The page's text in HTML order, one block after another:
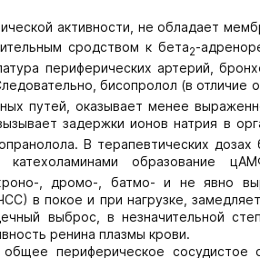
активности, не обладает
сродством к бета2-
периферических артерий,
бисопролол (в отличие
путей, оказывает менее
задержки ионов натрия в
В терапевтических дозах
катехоламинами образование
, дромо-, батмо- и не явно
в покое и при нагрузке,
выброс, в незначительной
ренина плазмы крови.
периферическое сосудистое